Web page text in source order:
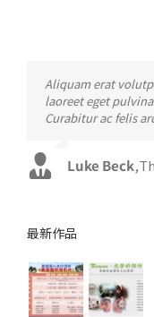
Neque porro
dolor sit amet,
numquam eius
John Doe,
Aliquam erat
laoreet eget
Curabitur ac felis
Luke Beck,
最新作品